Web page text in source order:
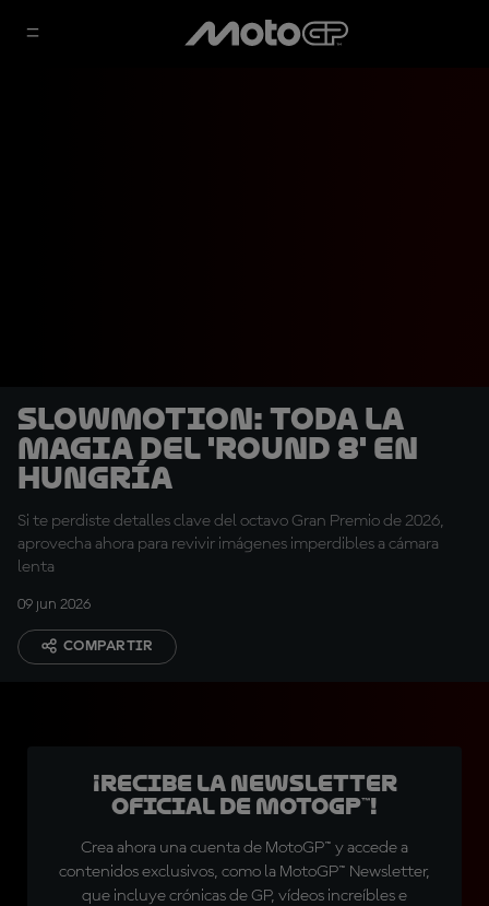
SLOWMOTION: Toda la
magia del 'Round 8' en
Hungría
Si te perdiste detalles clave del octavo Gran Premio de 2026,
aprovecha ahora para revivir imágenes imperdibles a cámara
lenta
09 jun 2026
COMPARTIR
¡Recibe la Newsletter
oficial de MotoGP™!
Crea ahora una cuenta de MotoGP™ y accede a
contenidos exclusivos, como la MotoGP™ Newsletter,
que incluye crónicas de GP, vídeos increíbles e